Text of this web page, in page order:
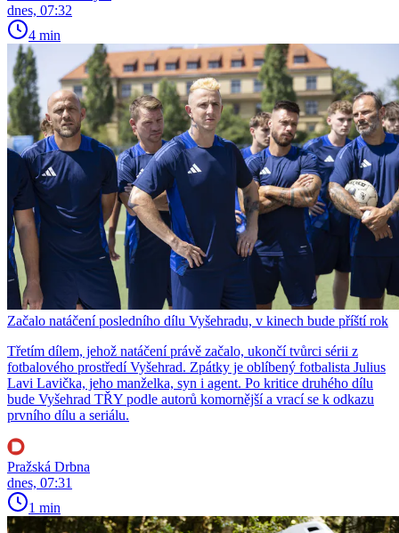
dnes, 07:32
4 min
Začalo natáčení posledního dílu Vyšehradu, v kinech bude příští rok
Třetím dílem, jehož natáčení právě začalo, ukončí tvůrci sérii z
fotbalového prostředí Vyšehrad. Zpátky je oblíbený fotbalista Julius
Lavi Lavička, jeho manželka, syn i agent. Po kritice druhého dílu
bude Vyšehrad TŘY podle autorů komornější a vrací se k odkazu
prvního dílu a seriálu.
Pražská Drbna
dnes, 07:31
1 min